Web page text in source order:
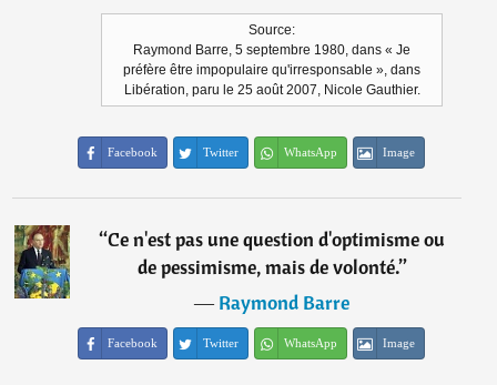
Source:
Raymond Barre, 5 septembre 1980, dans « Je
préfère être impopulaire qu'irresponsable », dans
Libération, paru le 25 août 2007, Nicole Gauthier.
Facebook Twitter WhatsApp Image
“Ce n'est pas une question d'optimisme ou
de pessimisme, mais de volonté.”
―Raymond Barre
Facebook Twitter WhatsApp Image